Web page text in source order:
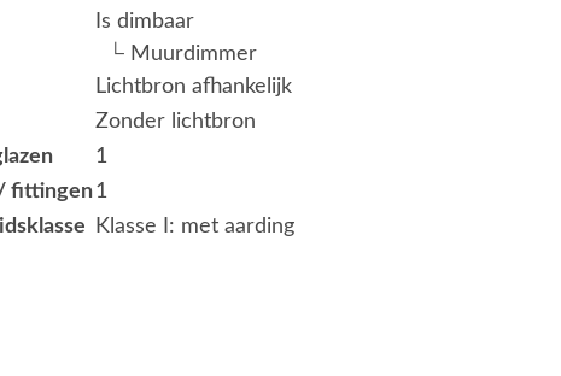
Is dimbaar
└ Muurdimmer
Lichtbron afhankelijk
Zonder lichtbron
1
fittingen1
Klasse I: met aarding